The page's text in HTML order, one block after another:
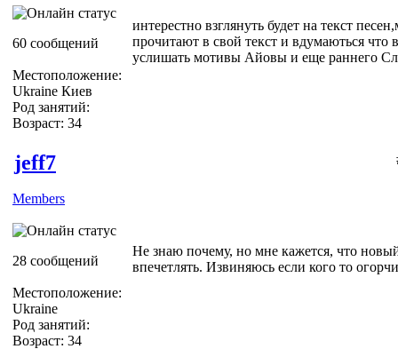
60 сообщений
Местоположение:
Ukraine Киев
Род занятий:
Возраст: 34
интерестно взглянуть будет на текст
прочитают в свой текст и вдумаються что
услишать мотивы Айовы и еще раннего
jeff7
Members
28 сообщений
Местоположение:
Ukraine
Род занятий:
Возраст: 34
Не знаю почему, но мне кажется, что
впечетлять. Извиняюсь если кого то